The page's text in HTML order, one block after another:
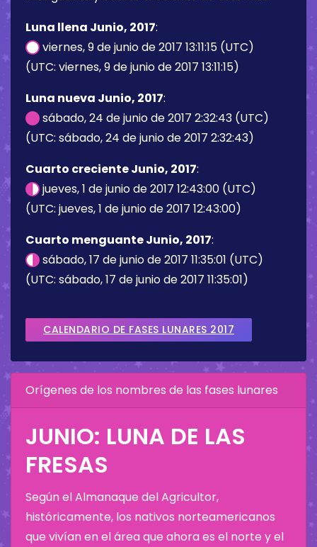
Luna llena Junio, 2017:
viernes, 9 de junio de 2017 13:11:15 (UTC)
(UTC: viernes, 9 de junio de 2017 13:11:15)
Luna nueva Junio, 2017:
sábado, 24 de junio de 2017 2:32:43 (UTC)
(UTC: sábado, 24 de junio de 2017 2:32:43)
Cuarto creciente Junio, 2017:
jueves, 1 de junio de 2017 12:43:00 (UTC)
(UTC: jueves, 1 de junio de 2017 12:43:00)
Cuarto menguante Junio, 2017:
sábado, 17 de junio de 2017 11:35:01 (UTC)
(UTC: sábado, 17 de junio de 2017 11:35:01)
CALENDARIO DE FASES LUNARES 2017
Orígenes de los nombres de las fases lunares
JUNIO: LUNA DE LAS
FRESAS
Según el Almanaque del Agricultor,
históricamente, los nativos norteamericanos
que vivían en el área que ahora es el norte y el